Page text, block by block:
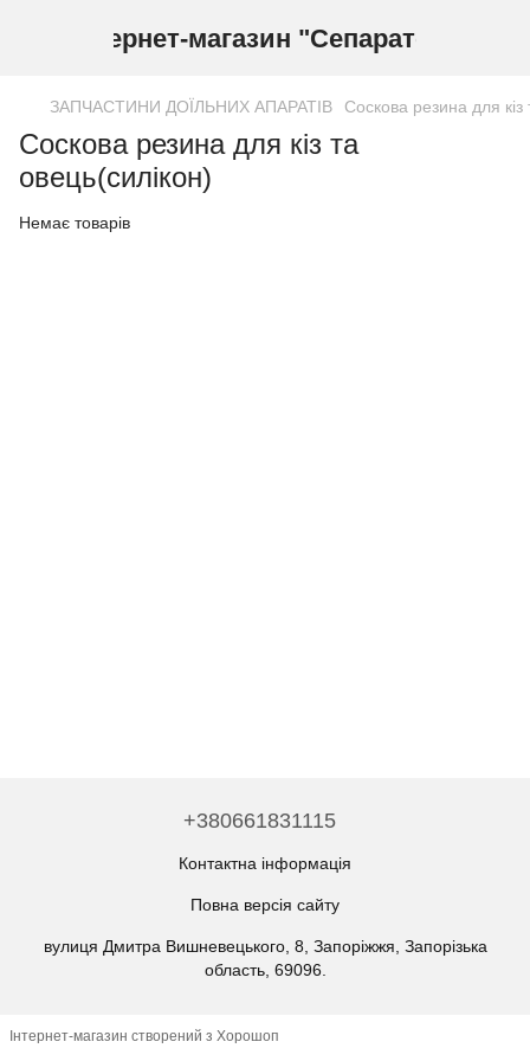
Інтернет-магазин "Сепаратор"
ЗАПЧАСТИНИ ДОЇЛЬНИХ АПАРАТІВ Соскова резина для кіз
Соскова резина для кіз та
овець(силікон)
Немає товарів
+380661831115
Контактна інформація
Повна версія сайту
вулиця Дмитра Вишневецького, 8, Запоріжжя, Запорізька
область, 69096.
Інтернет-магазин створений з Хорошоп